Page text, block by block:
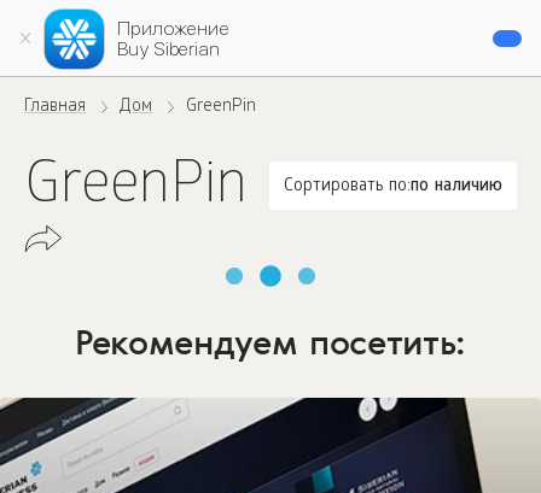
Приложение
Buy Siberian
Главная Дом GreenPin
GreenPin Сортировать по:по наличию
Рекомендуем посетить: